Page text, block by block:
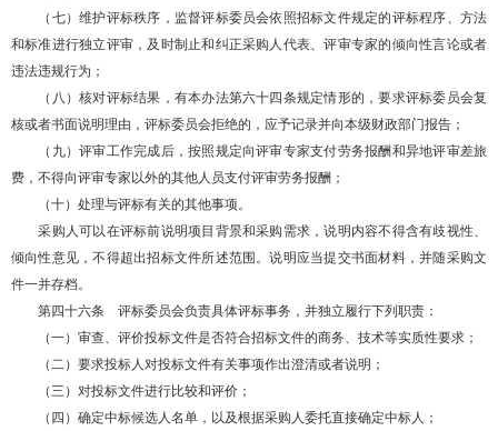
（七）维护评标秩序，监督评标委员会依照招标文件规定的评标程序、方法
和标准进行独立评审，及时制止和纠正采购人代表、评审专家的倾向性言论或者
违法违规行为；
（八）核对评标结果，有本办法第六十四条规定情形的，要求评标委员会复
核或者书面说明理由，评标委员会拒绝的，应予记录并向本级财政部门报告；
（九）评审工作完成后，按照规定向评审专家支付劳务报酬和异地评审差旅
费，不得向评审专家以外的其他人员支付评审劳务报酬；
（十）处理与评标有关的其他事项。
采购人可以在评标前说明项目背景和采购需求，说明内容不得含有歧视性、
倾向性意见，不得超出招标文件所述范围。说明应当提交书面材料，并随采购文
件一并存档。
第四十六条 评标委员会负责具体评标事务，并独立履行下列职责：
（一）审查、评价投标文件是否符合招标文件的商务、技术等实质性要求；
（二）要求投标人对投标文件有关事项作出澄清或者说明；
（三）对投标文件进行比较和评价；
（四）确定中标候选人名单，以及根据采购人委托直接确定中标人；